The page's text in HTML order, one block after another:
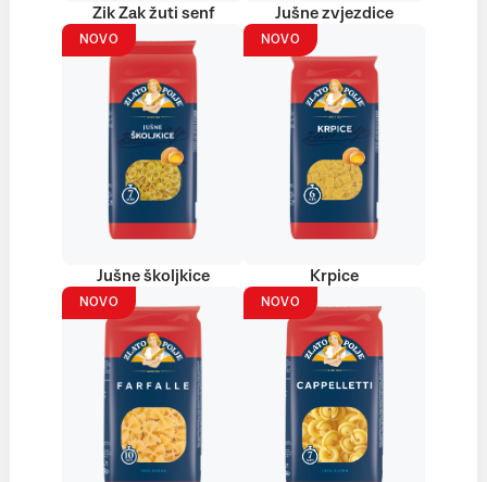
Zik Zak žuti senf Jušne zvjezdice
NOVO
Jušne školjkice
NOVO
Krpice
NOVO NOVO